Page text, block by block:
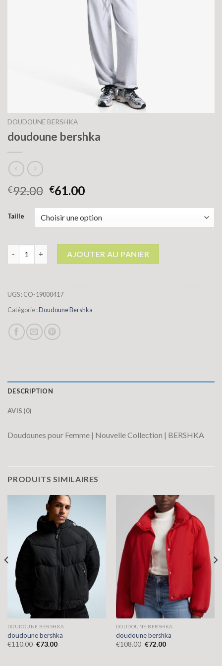
DOUDOUNE BERSHKA
doudoune bershka
€92.00 €61.00
Taille
AJOUTER AU PANIER
UGS :CO-19000417
Catégorie :Doudoune Bershka
DESCRIPTION
AVIS (0)
Doudounes pour Femme | Nouvelle Collection | BERSHKA
PRODUITS SIMILAIRES
DOUDOUNE BERSHKA
doudoune bershka
€110.00 €73.00
DOUDOUNE BERSHKA
doudoune bershka
€108.00 €72.00